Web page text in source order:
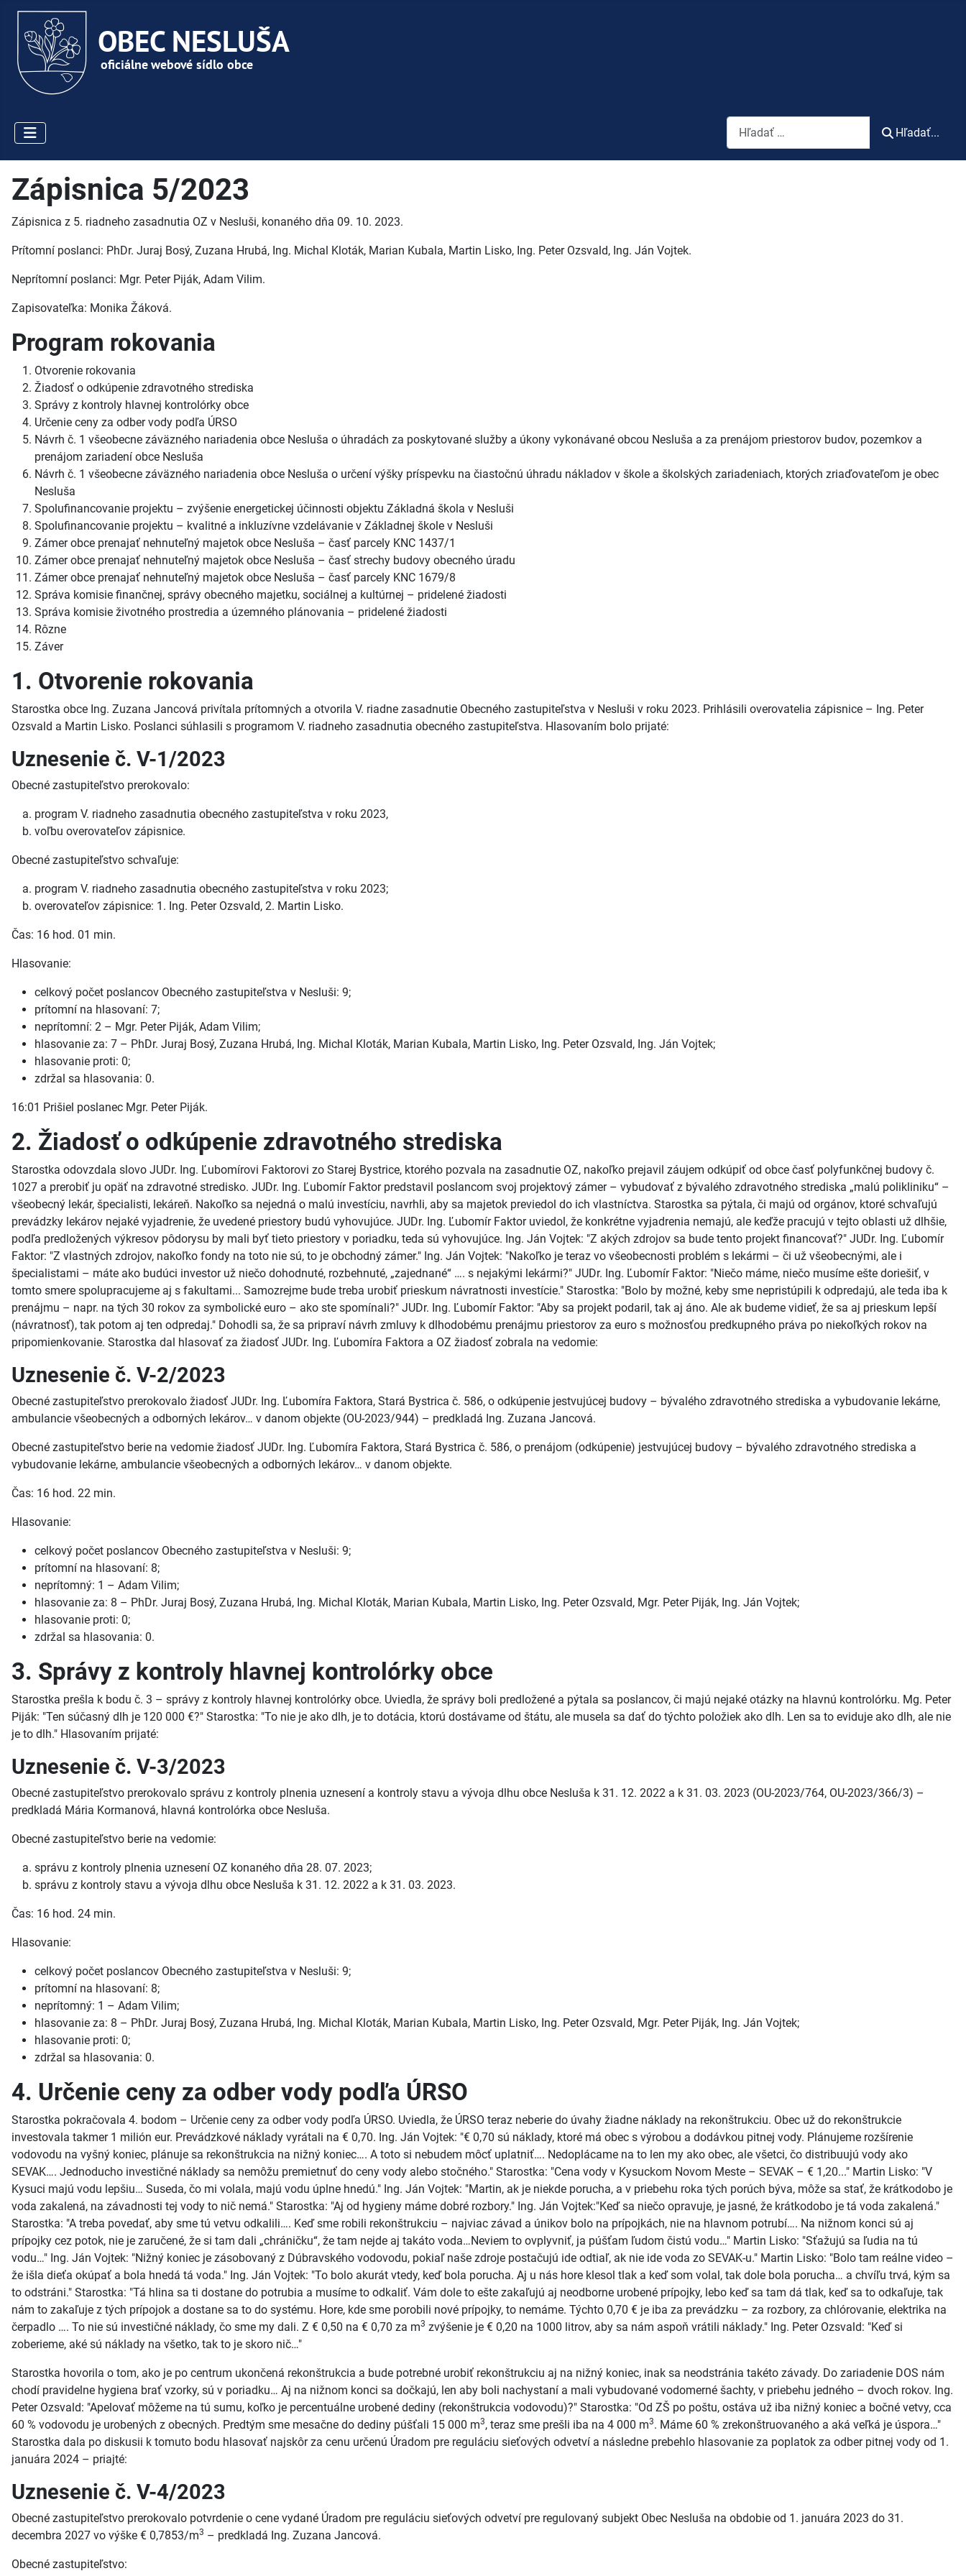
Vyhľadávanie
Hľadať...
Zápisnica 5/2023
Zápisnica z 5. riadneho zasadnutia OZ v Nesluši, konaného dňa 09. 10. 2023.
Prítomní poslanci: PhDr. Juraj Bosý, Zuzana Hrubá, Ing. Michal Kloták, Marian Kubala, Martin Lisko, Ing. Peter Ozsvald, Ing. Ján Vojtek.
Neprítomní poslanci: Mgr. Peter Piják, Adam Vilim.
Zapisovateľka: Monika Žáková.
Program rokovania
Otvorenie rokovania
Žiadosť o odkúpenie zdravotného strediska
Správy z kontroly hlavnej kontrolórky obce
Určenie ceny za odber vody podľa ÚRSO
Návrh č. 1 všeobecne záväzného nariadenia obce Nesluša o úhradách za poskytované služby a úkony vykonávané obcou Nesluša a za prenájom priestorov budov, pozemkov a
prenájom zariadení obce Nesluša
Návrh č. 1 všeobecne záväzného nariadenia obce Nesluša o určení výšky príspevku na čiastočnú úhradu nákladov v škole a školských zariadeniach, ktorých zriaďovateľom je obec
Nesluša
Spolufinancovanie projektu – zvýšenie energetickej účinnosti objektu Základná škola v Nesluši
Spolufinancovanie projektu – kvalitné a inkluzívne vzdelávanie v Základnej škole v Nesluši
Zámer obce prenajať nehnuteľný majetok obce Nesluša – časť parcely KNC 1437/1
Zámer obce prenajať nehnuteľný majetok obce Nesluša – časť strechy budovy obecného úradu
Zámer obce prenajať nehnuteľný majetok obce Nesluša – časť parcely KNC 1679/8
Správa komisie finančnej, správy obecného majetku, sociálnej a kultúrnej – pridelené žiadosti
Správa komisie životného prostredia a územného plánovania – pridelené žiadosti
Rôzne
Záver
1. Otvorenie rokovania
Starostka obce Ing. Zuzana Jancová privítala prítomných a otvorila V. riadne zasadnutie Obecného zastupiteľstva v Nesluši v roku 2023. Prihlásili overovatelia zápisnice – Ing. Peter
Ozsvald a Martin Lisko. Poslanci súhlasili s programom V. riadneho zasadnutia obecného zastupiteľstva. Hlasovaním bolo prijaté:
Uznesenie č. V-1/2023
Obecné zastupiteľstvo prerokovalo:
program V. riadneho zasadnutia obecného zastupiteľstva v roku 2023,
voľbu overovateľov zápisnice.
Obecné zastupiteľstvo schvaľuje:
program V. riadneho zasadnutia obecného zastupiteľstva v roku 2023;
overovateľov zápisnice: 1. Ing. Peter Ozsvald, 2. Martin Lisko.
Čas: 16 hod. 01 min.
Hlasovanie:
celkový počet poslancov Obecného zastupiteľstva v Nesluši: 9;
prítomní na hlasovaní: 7;
neprítomní: 2 – Mgr. Peter Piják, Adam Vilim;
hlasovanie za: 7 – PhDr. Juraj Bosý, Zuzana Hrubá, Ing. Michal Kloták, Marian Kubala, Martin Lisko, Ing. Peter Ozsvald, Ing. Ján Vojtek;
hlasovanie proti: 0;
zdržal sa hlasovania: 0.
16:01 Prišiel poslanec Mgr. Peter Piják.
2. Žiadosť o odkúpenie zdravotného strediska
Starostka odovzdala slovo JUDr. Ing. Ľubomírovi Faktorovi zo Starej Bystrice, ktorého pozvala na zasadnutie OZ, nakoľko prejavil záujem odkúpiť od obce časť polyfunkčnej budovy č.
1027 a prerobiť ju opäť na zdravotné stredisko. JUDr. Ing. Ľubomír Faktor predstavil poslancom svoj projektový zámer – vybudovať z bývalého zdravotného strediska „malú polikliniku“ –
všeobecný lekár, špecialisti, lekáreň. Nakoľko sa nejedná o malú investíciu, navrhli, aby sa majetok previedol do ich vlastníctva. Starostka sa pýtala, či majú od orgánov, ktoré schvaľujú
prevádzky lekárov nejaké vyjadrenie, že uvedené priestory budú vyhovujúce. JUDr. Ing. Ľubomír Faktor uviedol, že konkrétne vyjadrenia nemajú, ale keďže pracujú v tejto oblasti už dlhšie,
podľa predložených výkresov pôdorysu by mali byť tieto priestory v poriadku, teda sú vyhovujúce. Ing. Ján Vojtek: "Z akých zdrojov sa bude tento projekt financovať?" JUDr. Ing. Ľubomír
Faktor: "Z vlastných zdrojov, nakoľko fondy na toto nie sú, to je obchodný zámer." Ing. Ján Vojtek: "Nakoľko je teraz vo všeobecnosti problém s lekármi – či už všeobecnými, ale i
špecialistami – máte ako budúci investor už niečo dohodnuté, rozbehnuté, „zajednané“ …. s nejakými lekármi?" JUDr. Ing. Ľubomír Faktor: "Niečo máme, niečo musíme ešte doriešiť, v
tomto smere spolupracujeme aj s fakultami... Samozrejme bude treba urobiť prieskum návratnosti investície." Starostka: "Bolo by možné, keby sme nepristúpili k odpredajú, ale teda iba k
prenájmu – napr. na tých 30 rokov za symbolické euro – ako ste spomínali?" JUDr. Ing. Ľubomír Faktor: "Aby sa projekt podaril, tak aj áno. Ale ak budeme vidieť, že sa aj prieskum lepší
(návratnosť), tak potom aj ten odpredaj." Dohodli sa, že sa pripraví návrh zmluvy k dlhodobému prenájmu priestorov za euro s možnosťou predkupného práva po niekoľkých rokov na
pripomienkovanie. Starostka dal hlasovať za žiadosť JUDr. Ing. Ľubomíra Faktora a OZ žiadosť zobrala na vedomie:
Uznesenie č. V-2/2023
Obecné zastupiteľstvo prerokovalo žiadosť JUDr. Ing. Ľubomíra Faktora, Stará Bystrica č. 586, o odkúpenie jestvujúcej budovy – bývalého zdravotného strediska a vybudovanie lekárne,
ambulancie všeobecných a odborných lekárov… v danom objekte (OU-2023/944) – predkladá Ing. Zuzana Jancová.
Obecné zastupiteľstvo berie na vedomie žiadosť JUDr. Ing. Ľubomíra Faktora, Stará Bystrica č. 586, o prenájom (odkúpenie) jestvujúcej budovy – bývalého zdravotného strediska a
vybudovanie lekárne, ambulancie všeobecných a odborných lekárov… v danom objekte.
Čas: 16 hod. 22 min.
Hlasovanie:
celkový počet poslancov Obecného zastupiteľstva v Nesluši: 9;
prítomní na hlasovaní: 8;
neprítomný: 1 – Adam Vilim;
hlasovanie za: 8 – PhDr. Juraj Bosý, Zuzana Hrubá, Ing. Michal Kloták, Marian Kubala, Martin Lisko, Ing. Peter Ozsvald, Mgr. Peter Piják, Ing. Ján Vojtek;
hlasovanie proti: 0;
zdržal sa hlasovania: 0.
3. Správy z kontroly hlavnej kontrolórky obce
Starostka prešla k bodu č. 3 – správy z kontroly hlavnej kontrolórky obce. Uviedla, že správy boli predložené a pýtala sa poslancov, či majú nejaké otázky na hlavnú kontrolórku. Mg. Peter
Piják: "Ten súčasný dlh je 120 000 €?" Starostka: "To nie je ako dlh, je to dotácia, ktorú dostávame od štátu, ale musela sa dať do týchto položiek ako dlh. Len sa to eviduje ako dlh, ale nie
je to dlh." Hlasovaním prijaté:
Uznesenie č. V-3/2023
Obecné zastupiteľstvo prerokovalo správu z kontroly plnenia uznesení a kontroly stavu a vývoja dlhu obce Nesluša k 31. 12. 2022 a k 31. 03. 2023 (OU-2023/764, OU-2023/366/3) –
predkladá Mária Kormanová, hlavná kontrolórka obce Nesluša.
Obecné zastupiteľstvo berie na vedomie:
správu z kontroly plnenia uznesení OZ konaného dňa 28. 07. 2023;
správu z kontroly stavu a vývoja dlhu obce Nesluša k 31. 12. 2022 a k 31. 03. 2023.
Čas: 16 hod. 24 min.
Hlasovanie:
celkový počet poslancov Obecného zastupiteľstva v Nesluši: 9;
prítomní na hlasovaní: 8;
neprítomný: 1 – Adam Vilim;
hlasovanie za: 8 – PhDr. Juraj Bosý, Zuzana Hrubá, Ing. Michal Kloták, Marian Kubala, Martin Lisko, Ing. Peter Ozsvald, Mgr. Peter Piják, Ing. Ján Vojtek;
hlasovanie proti: 0;
zdržal sa hlasovania: 0.
4. Určenie ceny za odber vody podľa ÚRSO
Starostka pokračovala 4. bodom – Určenie ceny za odber vody podľa ÚRSO. Uviedla, že ÚRSO teraz neberie do úvahy žiadne náklady na rekonštrukciu. Obec už do rekonštrukcie
investovala takmer 1 milión eur. Prevádzkové náklady vyrátali na € 0,70. Ing. Ján Vojtek: "€ 0,70 sú náklady, ktoré má obec s výrobou a dodávkou pitnej vody. Plánujeme rozšírenie
vodovodu na vyšný koniec, plánuje sa rekonštrukcia na nižný koniec…. A toto si nebudem môcť uplatniť…. Nedoplácame na to len my ako obec, ale všetci, čo distribuujú vody ako
SEVAK…. Jednoducho investičné náklady sa nemôžu premietnuť do ceny vody alebo stočného." Starostka: "Cena vody v Kysuckom Novom Meste – SEVAK – € 1,20..." Martin Lisko: "V
Kysuci majú vodu lepšiu… Suseda, čo mi volala, majú vodu úplne hnedú." Ing. Ján Vojtek: "Martin, ak je niekde porucha, a v priebehu roka tých porúch býva, môže sa stať, že krátkodobo je
voda zakalená, na závadnosti tej vody to nič nemá." Starostka: "Aj od hygieny máme dobré rozbory." Ing. Ján Vojtek:"Keď sa niečo opravuje, je jasné, že krátkodobo je tá voda zakalená."
Starostka: "A treba povedať, aby sme tú vetvu odkalili…. Keď sme robili rekonštrukciu – najviac závad a únikov bolo na prípojkách, nie na hlavnom potrubí…. Na nižnom konci sú aj
prípojky cez potok, nie je zaručené, že si tam dali „chráničku“, že tam nejde aj takáto voda…Neviem to ovplyvniť, ja púšťam ľudom čistú vodu…" Martin Lisko: "Sťažujú sa ľudia na tú
vodu…" Ing. Ján Vojtek: "Nižný koniec je zásobovaný z Dúbravského vodovodu, pokiaľ naše zdroje postačujú ide odtiaľ, ak nie ide voda zo SEVAK-u." Martin Lisko: "Bolo tam reálne video –
že išla dieťa okúpať a bola hnedá tá voda." Ing. Ján Vojtek: "To bolo akurát vtedy, keď bola porucha. Aj u nás hore klesol tlak a keď som volal, tak dole bola porucha… a chvíľu trvá, kým sa
to odstráni." Starostka: "Tá hlina sa ti dostane do potrubia a musíme to odkaliť. Vám dole to ešte zakaľujú aj neodborne urobené prípojky, lebo keď sa tam dá tlak, keď sa to odkaľuje, tak
nám to zakaľuje z tých prípojok a dostane sa to do systému. Hore, kde sme porobili nové prípojky, to nemáme. Týchto 0,70 € je iba za prevádzku – za rozbory, za chlórovanie, elektrika na
čerpadlo …. To nie sú investičné náklady, čo sme my dali. Z € 0,50 na € 0,70 za m3 zvýšenie je € 0,20 na 1000 litrov, aby sa nám aspoň vrátili náklady." Ing. Peter Ozsvald: "Keď si
zoberieme, aké sú náklady na všetko, tak to je skoro nič…"
Starostka hovorila o tom, ako je po centrum ukončená rekonštrukcia a bude potrebné urobiť rekonštrukciu aj na nižný koniec, inak sa neodstránia takéto závady. Do zariadenie DOS nám
chodí pravidelne hygiena brať vzorky, sú v poriadku… Aj na nižnom konci sa dočkajú, len aby boli nachystaní a mali vybudované vodomerné šachty, v priebehu jedného – dvoch rokov. Ing.
Peter Ozsvald: "Apelovať môžeme na tú sumu, koľko je percentuálne urobené dediny (rekonštrukcia vodovodu)?" Starostka: "Od ZŠ po poštu, ostáva už iba nižný koniec a bočné vetvy, cca
60 % vodovodu je urobených z obecných. Predtým sme mesačne do dediny púšťali 15 000 m3, teraz sme prešli iba na 4 000 m3. Máme 60 % zrekonštruovaného a aká veľká je úspora…"
Starostka dala po diskusii k tomuto bodu hlasovať najskôr za cenu určenú Úradom pre reguláciu sieťových odvetví a následne prebehlo hlasovanie za poplatok za odber pitnej vody od 1.
januára 2024 – priajté:
Uznesenie č. V-4/2023
Obecné zastupiteľstvo prerokovalo potvrdenie o cene vydané Úradom pre reguláciu sieťových odvetví pre regulovaný subjekt Obec Nesluša na obdobie od 1. januára 2023 do 31.
decembra 2027 vo výške € 0,7853/m3 – predkladá Ing. Zuzana Jancová.
Obecné zastupiteľstvo: